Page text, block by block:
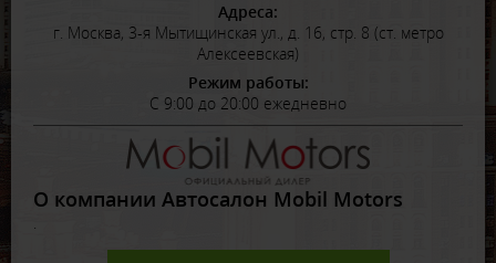
Адреса:
г. Москва, 3-я Мытищинская ул., д. 16, стр. 8 (ст. метро
Алексеевская)
Режим работы:
С 9:00 до 20:00 ежедневно
О компании Автосалон Mobil Motors
.